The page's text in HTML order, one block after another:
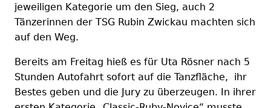
jeweiligen Kategorie um den Sieg, auch 2
Tänzerinnen der TSG Rubin Zwickau machten sich
auf den Weg.
Bereits am Freitag hieß es für Uta Rösner nach 5
Stunden Autofahrt sofort auf die Tanzfläche, ihr
Bestes geben und die Jury zu überzeugen. In ihrer